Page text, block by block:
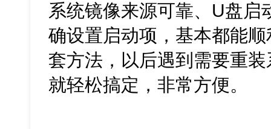
系统镜像来源可靠、U盘启
确设置启动项，基本都能
套方法，以后遇到需要重
就轻松搞定，非常方便。